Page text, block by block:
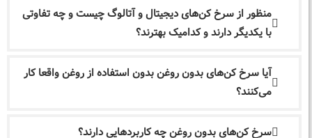
منظور از سرخ کن‌های دیجیتال و آتالوگ چیست و چه تفاوتی
با یکدیگر دارند و کدامیک بهترند؟
آیا سرخ کن‌های بدون روغن بدون استفاده از روغن واقعا کار
می‌کنند؟
سرخ کن‌های بدون روغن چه کاربردهایی دارند؟